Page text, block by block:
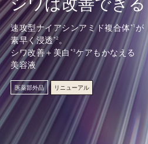
速攻型ナイアシンアミド複合体*1 が
素早く浸透*2 。
シワ改善＋美白 *3ケアもかなえる
美容液
医薬部外品 リニューアル